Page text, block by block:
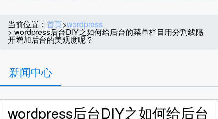
当前位置： 首页>wordpress
> wordpress后台DIY之如何给后台的菜单栏目用分割线隔
开增加后台的美观度呢？
新闻中心
wordpress后台DIY之如何给后台